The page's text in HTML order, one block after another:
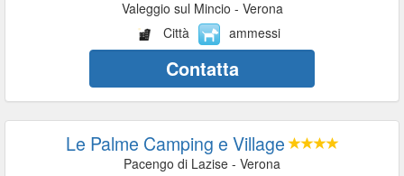
Valeggio sul Mincio - Verona
Città
ammessi
Contatta
Le Palme Camping e Village
Pacengo di Lazise - Verona